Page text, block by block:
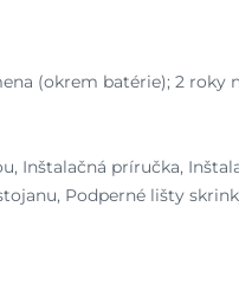
(okrem batérie); 2 roky
Inštalačná príručka,
Podperné lišty